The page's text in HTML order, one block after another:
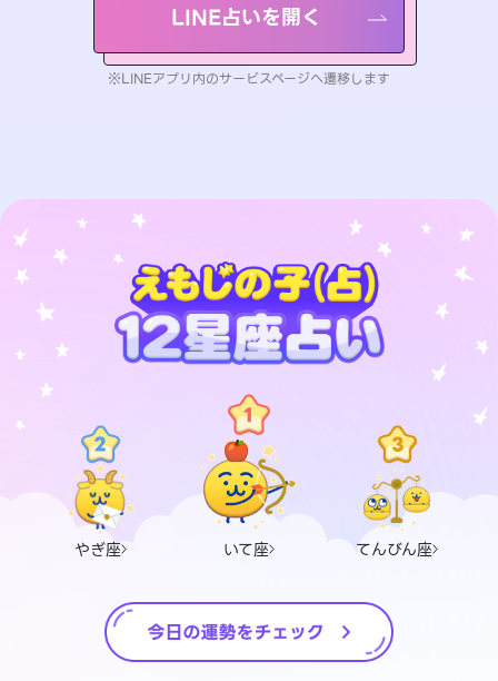
LINE占いを開く
※LINEアプリ内のサービスページへ遷移します
やぎ座 いて座 てんびん座